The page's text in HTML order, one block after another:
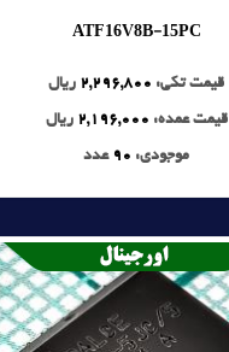
ATF16V8B-15PC
قیمت تکی: 2,296,800 ریال
قیمت عمده: 2,196,000 ریال
موجودی: 90 عدد